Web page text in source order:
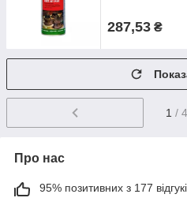
287,53 ₴
1 / 4
Про нас
95% позитивних з 177